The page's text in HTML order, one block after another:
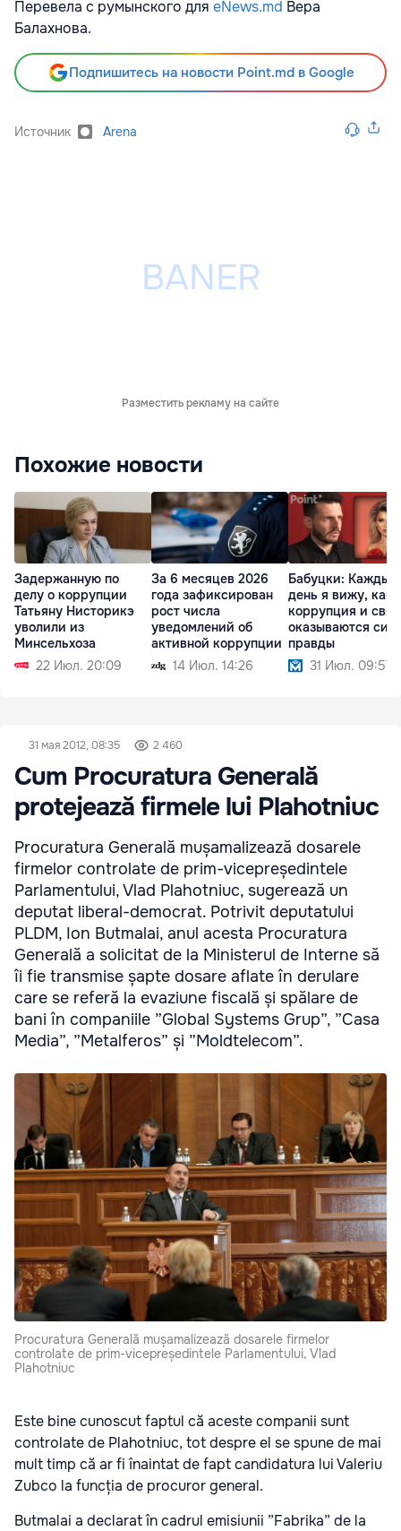
Перевела с румынского для eNews.md Вера
Балахнова.
Подпишитесь на новости Point.md в Google
Источник Arena
Разместить рекламу на сайте
Похожие новости
Задержанную по
делу о коррупции
Татьяну Нисторикэ
уволили из
Минсельхоза
22 Июл. 20:09
За 6 месяцев 2026
года зафиксирован
рост числа
уведомлений об
активной коррупции
14 Июл. 14:26
Бабуцки: Каждый
день я вижу, как
коррупция и
оказываются
правды
31 Июл. 09:57
31 мая 2012, 08:35 2 460
Cum Procuratura Generală
protejează firmele lui Plahotniuc
Procuratura Generală mușamalizează dosarele
firmelor controlate de prim-vicepreședintele
Parlamentului, Vlad Plahotniuc, sugerează un
deputat liberal-democrat. Potrivit deputatului
PLDM, Ion Butmalai, anul acesta Procuratura
Generală a solicitat de la Ministerul de Interne să
îi fie transmise șapte dosare aflate în derulare
care se referă la evaziune fiscală și spălare de
bani în companiile ”Global Systems Grup”, ”Casa
Media”, ”Metalferos” și ”Moldtelecom”.
Procuratura Generală mușamalizează dosarele firmelor
controlate de prim-vicepreședintele Parlamentului, Vlad
Plahotniuc
Este bine cunoscut faptul că aceste companii sunt
controlate de Plahotniuc, tot despre el se spune de mai
mult timp că ar fi înaintat de fapt candidatura lui Valeriu
Zubco la funcția de procuror general.
Butmalai a declarat în cadrul emisiunii ”Fabrika” de la